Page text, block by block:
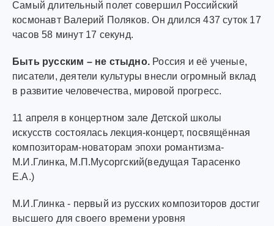
Самый длительный полет совершил Российский
космонавт Валерий Поляков. Он длился 437 суток 17
часов 58 минут 17 секунд.
Быть русским – не стыдно. Россия и её ученые,
писатели, деятели культуры внесли огромный вклад
в развитие человечества, мировой прогресс.
11 апреля в концертном зале Детской школы
искусств состоялась лекция-концерт, посвящённая
композиторам-новаторам эпохи романтизма-
М.И.Глинка, М.П.Мусоргский(ведущая Тарасенко
Е.А.)
М.И.Глинка - первый из русских композиторов достиг
высшего для своего времени уровня